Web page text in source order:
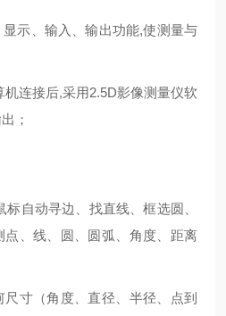
示、输入、输出功能,使测量与
机连接后,采用2.5D影像测量仪软
；
标自动寻边、找直线、框选圆、
点 、线、圆、圆弧、角度、距离
寸（角度、直径、半径、点到